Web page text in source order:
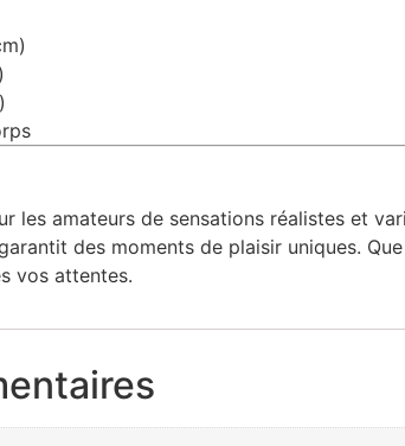
les amateurs de sensations réalistes et
des moments de plaisir uniques.
vos attentes.